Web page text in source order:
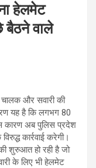
हेलमेट
वाले
चालक और सवारी की
यह है कि लगभग 80
कारण अब पुलिस प्रदेश
कार्रवाई करेगी।
शुरुआत हो रही है जो
के लिए भी हेलमेट